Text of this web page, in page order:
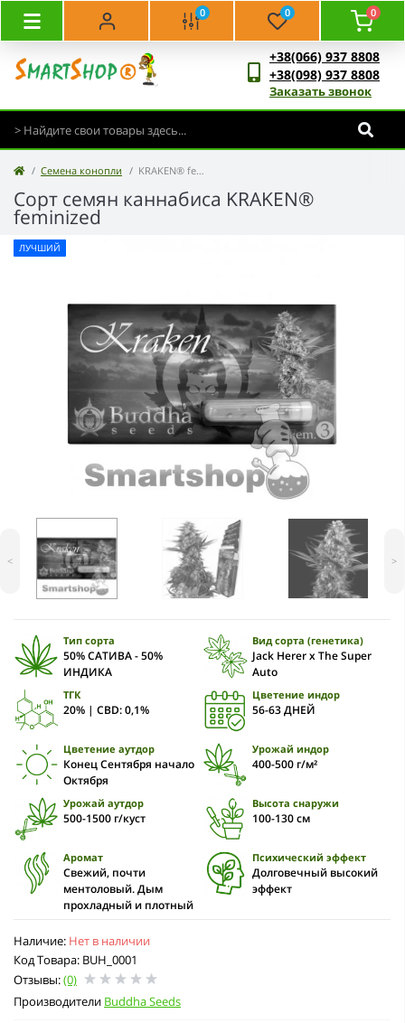
0 0 0
+38(066) 937 8808
+38(098) 937 8808
Заказать звонок
Семена конопли KRAKEN® feminized
Сорт семян каннабиса KRAKEN®
feminized
Наличие: Нет в наличии
Код Товара: BUH_0001
Отзывы:(0)
Производители Buddha Seeds
ЛУЧШИЙ
< >
Тип сорта
50% САТИВА - 50%
ИНДИКА
Вид сорта (генетика)
Jack Herer x The Super
Auto
ТГК
20% | CBD: 0,1%
Цветение индор
56-63 ДНЕЙ
Цветение аутдор
Конец Сентября начало
Октября
Урожай индор
400-500 г/м²
Урожай аутдор
500-1500 г/куст
Высота снаружи
100-130 cм
Аромат
Свежий, почти
ментоловый. Дым
прохладный и плотный
Психический эффект
Долговечный высокий
эффект